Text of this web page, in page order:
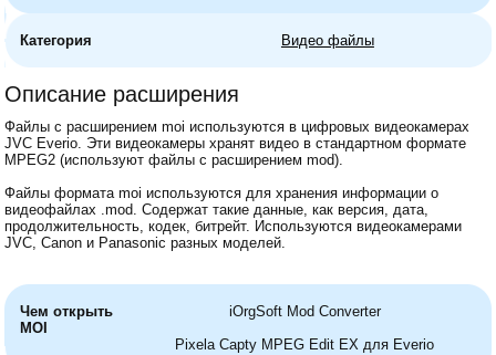
Категория Видео файлы
Описание расширения
Файлы с расширением moi используются в цифровых видеокамерах
JVC Everio. Эти видеокамеры хранят видео в стандартном формате
MPEG2 (используют файлы с расширением mod).
Файлы формата moi используются для хранения информации о
видеофайлах .mod. Содержат такие данные, как версия, дата,
продолжительность, кодек, битрейт. Используются видеокамерами
JVC, Canon и Panasonic разных моделей.
Чем открыть
MOI
iOrgSoft Mod Converter
Pixela Capty MPEG Edit EX для Everio